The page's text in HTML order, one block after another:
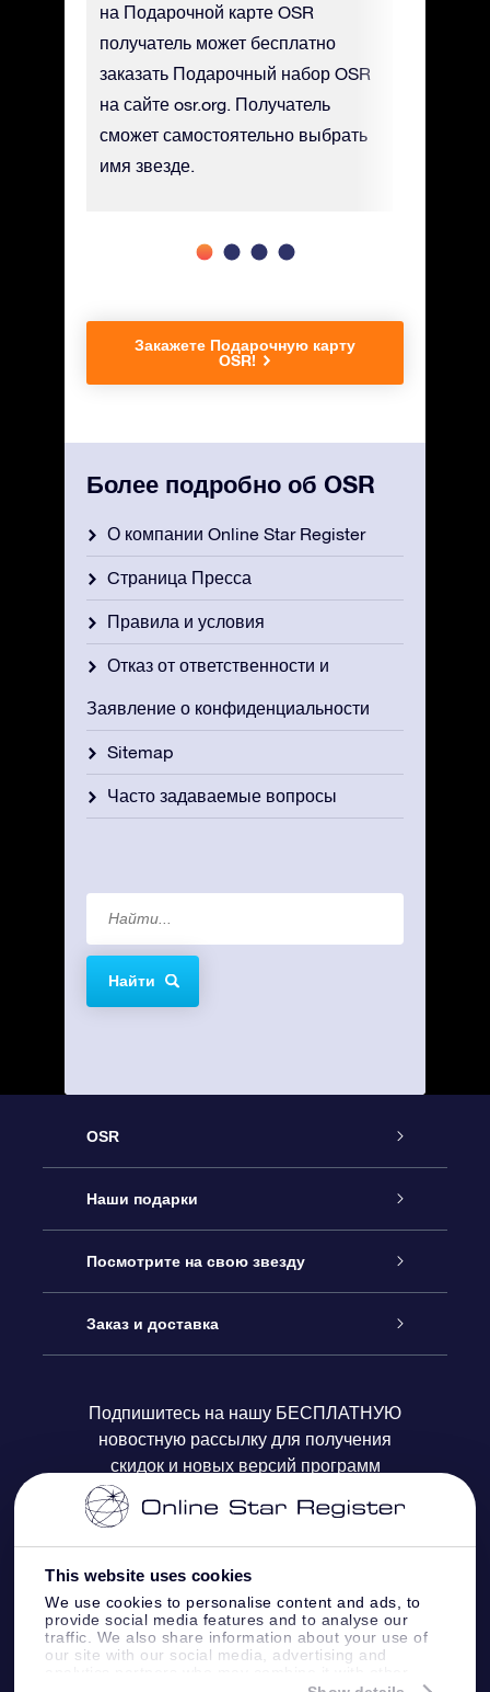
This website uses cookies
We use cookies to personalise content and ads, to
provide social media features and to analyse our
traffic. We also share information about your use of
our site with our social media, advertising and
на Подарочной карте OSR
получатель может бесплатно
заказать Подарочный набор OSR
на сайте osr.org. Получатель
сможет самостоятельно выбрать
имя звезде.
Закажете Подарочную карту
OSR!
Более подробно об OSR
О компании Online Star Register
Cтраница Пресса
Правила и условия
Отказ от ответственности и
Заявление о конфиденциальности
Sitemap
Часто задаваемые вопросы
Найти
OSR
Обслуживание
Как с нами связаться
Блог
Отзывы
Наши подарки
Онлайн подарок Online Star Gift
Подарочный набор OSR
Подарочная карта OSR
Корпоративные подарки
Посмотрите на свою звезду
Звездный реестр
Персонализированная страница Star Page
One Million Stars
OSR Starsaver
VR-приложение Fly me to the stars
Заказ и доставка
Платежная информация
Информация по доставке
Политика возврата
Созвездиях
Подпишитесь на нашу БЕСПЛАТНУЮ
новостную рассылку для получения
скидок и новых версий программ